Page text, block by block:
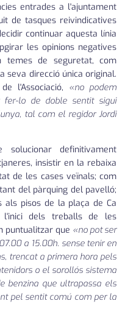
entrades a l'ajuntament
de tasques reivindicatives
continuar aquesta línia
les opinions negatives
temes de seguretat, com
seva direcció única original.
l'Associació, «no podem
fer-lo de doble sentit sigui
tal com el regidor Jordi
definitivament
insistir en la rebaixa
de les cases veïnals; com
del pàrquing del pavelló;
pisos de la plaça de Ca
dels treballs de les
puntualitzar que «no pot ser
a 15.00h. sense tenir en
trencat a primera hora pels
o el sorollós sistema
benzina que ultrapassa els
pel sentit comú com per la